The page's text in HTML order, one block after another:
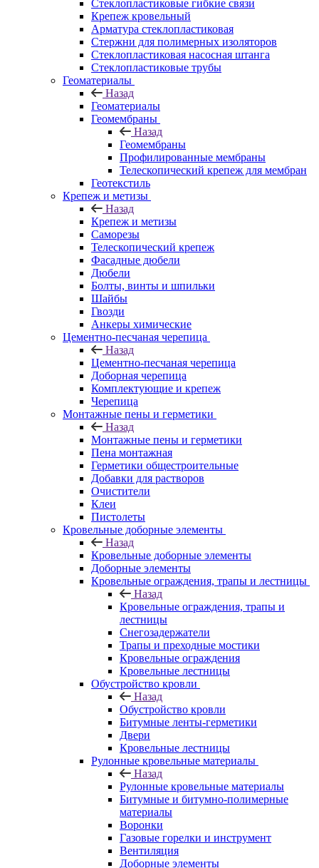
Стеклопластиковые гибкие связи
Крепеж кровельный
Арматура стеклопластиковая
Стержни для полимерных изоляторов
Стеклопластиковая насосная штанга
Стеклопластиковые трубы
Геоматериалы
Назад
Геоматериалы
Геомембраны
Назад
Геомембраны
Профилированные мембраны
Телескопический крепеж для мембран
Геотекстиль
Крепеж и метизы
Назад
Крепеж и метизы
Саморезы
Телескопический крепеж
Фасадные дюбели
Дюбели
Болты, винты и шпильки
Шайбы
Гвозди
Анкеры химические
Цементно-песчаная черепица
Назад
Цементно-песчаная черепица
Доборная черепица
Комплектующие и крепеж
Черепица
Монтажные пены и герметики
Назад
Монтажные пены и герметики
Пена монтажная
Герметики общестроительные
Добавки для растворов
Очистители
Клеи
Пистолеты
Кровельные доборные элементы
Назад
Кровельные доборные элементы
Доборные элементы
Кровельные ограждения, трапы и лестницы
Назад
Кровельные ограждения, трапы и
лестницы
Снегозадержатели
Трапы и преходные мостики
Кровельные ограждения
Кровельные лестницы
Обустройство кровли
Назад
Обустройство кровли
Битумные ленты-герметики
Двери
Кровельные лестницы
Рулонные кровельные материалы
Назад
Рулонные кровельные материалы
Битумные и битумно-полимерные
материалы
Воронки
Газовые горелки и инструмент
Вентиляция
Доборные элементы